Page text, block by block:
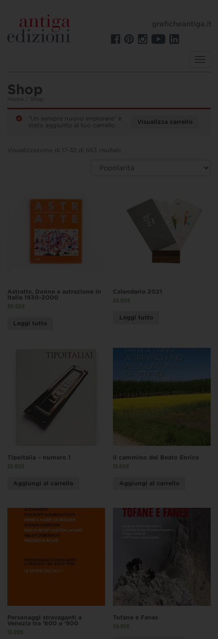
graficheantiga.it
Shop
Home / Shop
Visualizza carrello
“Un sempre nuovo implorare” è
stato aggiunto al tuo carrello.
Visualizzazione di 17-32 di 663 risultati
Astratte. Donne e astrazione in
Italia 1930-2000
30,00€
Leggi tutto
Calendario 2021
25,00€
Leggi tutto
Tipoitalia – numero 1
25,00€
Aggiungi al carrello
Il cammino del Beato Enrico
13,00€
Aggiungi al carrello
Personaggi stravaganti a
Venezia tra ‘800 e ‘900
15,00€
Tofane e Fanes
24,90€